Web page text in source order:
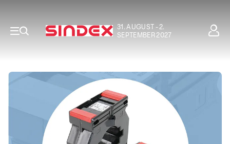
31. AUGUST - 2.
SEPTEMBER 2027